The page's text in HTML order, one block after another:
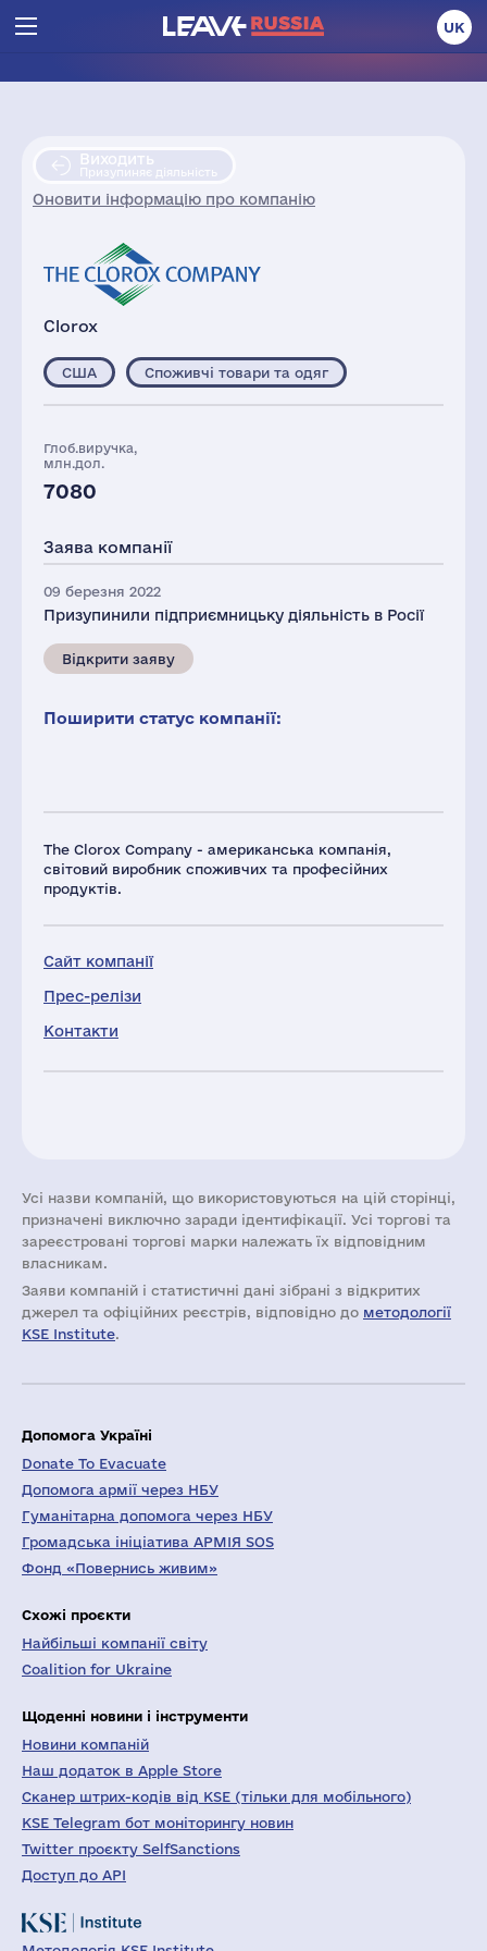
UK
Виходить
Призупиняє діяльність
Оновити інформацію про компанію
Clorox
The Clorox Company - американська компанія,
світовий виробник споживчих та професійних
продуктів.
Сайт компанії
Прес-релізи
Контакти
США Споживчі товари та одяг
Глоб.виручка,
млн.дол.
7080
Заява компанії
09 березня 2022
Призупинили підприємницьку діяльність в Росії
Відкрити заяву
Поширити статус компанії:
Усі назви компаній, що використовуються на цій сторінці,
призначені виключно заради ідентифікації. Усі торгові та
зареєстровані торгові марки належать їх відповідним
власникам.
Заяви компаній i статистичні дані зібрані з відкритих
джерел та офіційних реєстрів, відповідно до методології
KSE Institute.
Допомога Україні
Donate To Evacuate
Допомога армії через НБУ
Гуманітарна допомога через НБУ
Громадська ініціатива АРМІЯ SOS
Фонд «Повернись живим»
Схожі проєкти
Найбільші компанії світу
Coalition for Ukraine
Щоденні новини і інструменти
Новини компаній
Наш додаток в Apple Store
Сканер штрих-кодів від KSE (тільки для мобільного)
KSE Telegram бот моніторингу новин
Twitter проєкту SelfSanctions
Доступ до API